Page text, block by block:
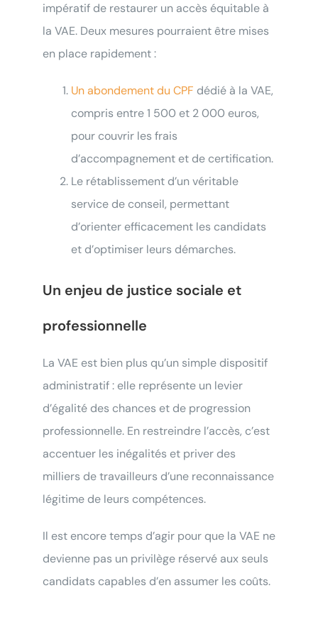
impératif de restaurer un accès équitable à
la VAE. Deux mesures pourraient être mises
en place rapidement :
Un abondement du CPF dédié à la VAE,
compris entre 1 500 et 2 000 euros,
pour couvrir les frais
d’accompagnement et de certification.
Le rétablissement d’un véritable
service de conseil, permettant
d’orienter efficacement les candidats
et d’optimiser leurs démarches.
Un enjeu de justice sociale et
professionnelle
La VAE est bien plus qu’un simple dispositif
administratif : elle représente un levier
d’égalité des chances et de progression
professionnelle. En restreindre l’accès, c’est
accentuer les inégalités et priver des
milliers de travailleurs d’une reconnaissance
légitime de leurs compétences.
Il est encore temps d’agir pour que la VAE ne
devienne pas un privilège réservé aux seuls
candidats capables d’en assumer les coûts.